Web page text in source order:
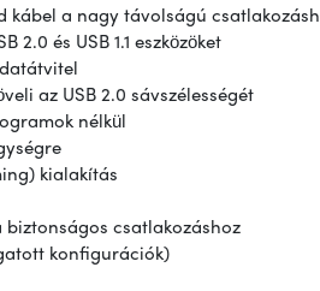
kábel a nagy távolságú
2.0 és USB 1.1 eszközöket
az USB 2.0 sávszélességét
nélkül
kialakítás
biztonságos csatlakozáshoz
konfigurációk)